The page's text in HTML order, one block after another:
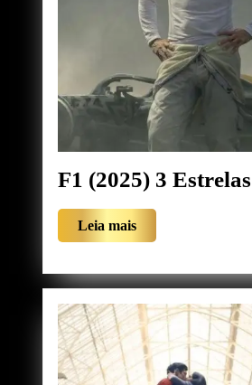
F1 (2025) 3 Estrelas
Leia maisLeia
mais